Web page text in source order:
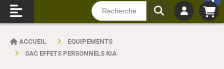
ACCUEIL
EQUIPEMENTS
SAC EFFETS PERSONNELS KIA